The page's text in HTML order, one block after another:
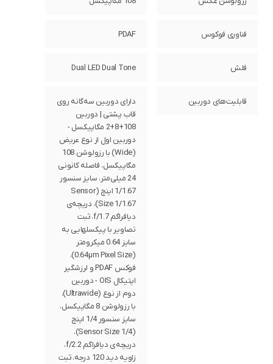
فناوری فوکوس PDAF
فلش Dual LED Dual Tone
قابلیت‌های دوربین
دارای دوربین سه‌گانه روی
قاب پشتی | دوربین
108+8+2 مگاپیکسل -
دوربین اول از نوع عریض
(Wide) با رزولوشن 108
مگاپیکسل، فاصله کانونی
24 میلی‌متر، سایز سنسور
1/1.67 اینچ (Sensor
Size 1/1.67)، دریچه‌ی
دیافراگم f/1.7، ثبت
تصاویر با پیکسل‎هایی به
سایز 0.64 میکرومتر
(0.64µm Pixel Size)،
فوکس PDAF و لرزشگیر
اپتیکال OIS - دوربین
دوم از نوع (Ultrawide)،
با رزولوشن 8 مگاپیکسل،
سایز سنسور 1/4 اینچ
(Sensor Size 1/4)،
دریچه‌ی دیافراگم f/2.2،
زاویه دید 120 درجه، ثبت